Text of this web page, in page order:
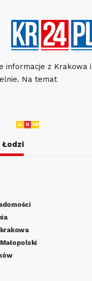
informacje z Krakowa
Na temat
Łodzi